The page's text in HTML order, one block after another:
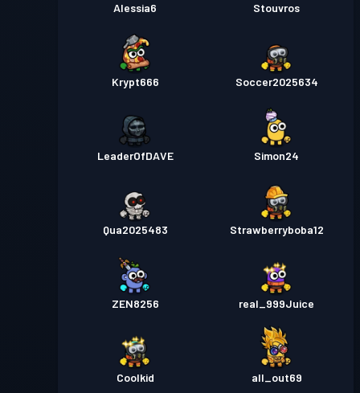
Alessia6 Stouvros
Krypt666 Soccer2025634
LeaderOfDAVE Simon24
Qua2025483 Strawberryboba12
ZEN8256 real_999Juice
Coolkid all_out69